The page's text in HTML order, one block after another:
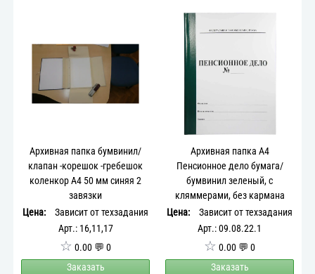
Архивная папка бумвинил/
клапан -корешок -гребешок
коленкор А4 50 мм синяя 2
завязки
Цена:
Зависит от техзадания
Арт.: 16,11,17
☆ 0.00 💬 0
Заказать
Архивная папка А4
Пенсионное дело бумага/
бумвинил зеленый, с
кляммерами, без кармана
Цена:
Зависит от техзадания
Арт.: 09.08.22.1
☆ 0.00 💬 0
Заказать